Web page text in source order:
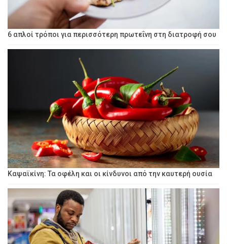
6 απλοί τρόποι για περισσότερη πρωτεΐνη στη διατροφή σου
Καψαϊκίνη: Τα οφέλη και οι κίνδυνοι από την καυτερή ουσία